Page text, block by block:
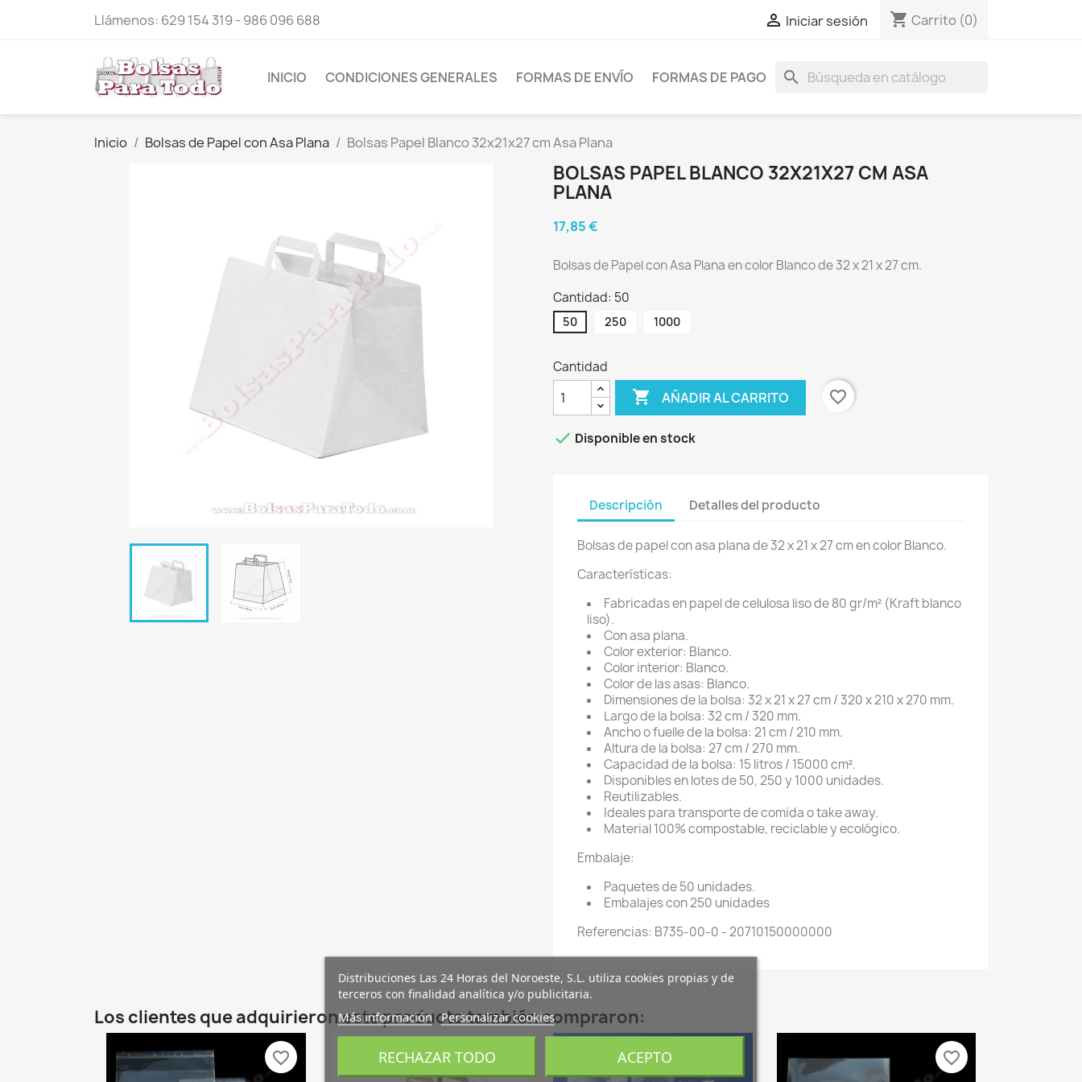
Llámenos: 629 154 319 - 986 096 688  Iniciar sesión shopping_cart Carrito (0)
INICIO CONDICIONES GENERALES FORMAS DE ENVÍO FORMAS DE PAGO search
Inicio Bolsas de Papel con Asa Plana Bolsas Papel Blanco 32x21x27 cm Asa Plana
BOLSAS PAPEL BLANCO 32X21X27 CM ASA
PLANA
17,85 €
Bolsas de Papel con Asa Plana en color Blanco de 32 x 21 x 27 cm.
Cantidad: 50
50 250 1000
Cantidad
 AÑADIR AL CARRITO favorite_border
 Disponible en stock
Descripción Detalles del producto
Bolsas de papel con asa plana de 32 x 21 x 27 cm en color Blanco.
Características:
Fabricadas en papel de celulosa liso de 80 gr/m² (Kraft blanco
liso).
Con asa plana.
Color exterior: Blanco.
Color interior: Blanco.
Color de las asas: Blanco.
Dimensiones de la bolsa: 32 x 21 x 27 cm / 320 x 210 x 270 mm.
Largo de la bolsa: 32 cm / 320 mm.
Ancho o fuelle de la bolsa: 21 cm / 210 mm.
Altura de la bolsa: 27 cm / 270 mm.
Capacidad de la bolsa: 15 litros / 15000 cm².
Disponibles en lotes de 50, 250 y 1000 unidades.
Reutilizables.
Ideales para transporte de comida o take away.
Material 100% compostable, reciclable y ecológico.
Embalaje:
Paquetes de 50 unidades.
Embalajes con 250 unidades
Referencias: B735-00-0 - 20710150000000
Los clientes que adquirieron este producto también compraron:
favorite_border favorite_border favorite_border
Distribuciones Las 24 Horas del Noroeste, S.L. utiliza cookies propias y de
terceros con finalidad analítica y/o publicitaria.
Más información Personalizar cookies
RECHAZAR TODO ACEPTO